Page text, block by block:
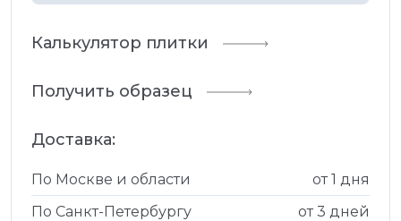
Калькулятор плитки
Получить образец
Доставка:
По Москве и области
от 1 дня
По Санкт-Петербургу
от 3 дней